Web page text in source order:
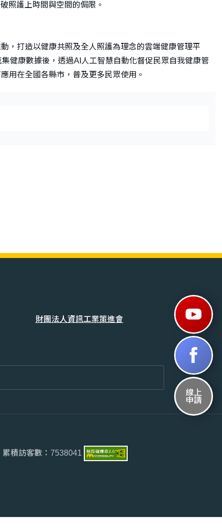
照護上時間與空間的侷限。
，打造以健康共照及全人照護為理念的雲端健康管理平
健康數據後，透過AI人工智慧自動化督促民眾自我健康管
用在全國各縣市，普及更多民眾使用。
財團法人資訊工業策進會
累積訪客數： 7538041